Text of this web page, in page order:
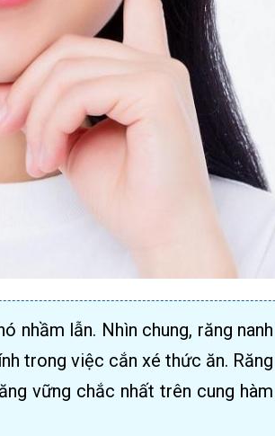
nhầm lẫn. Nhìn chung, răng nanh
trong việc cắn xé thức ăn. Răng
vững chắc nhất trên cung hàm